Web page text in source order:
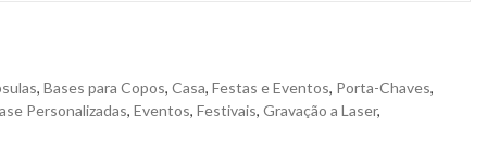
, Bases para Copos, Casa, Festas e Eventos, Porta-Chaves,
Personalizadas, Eventos, Festivais, Gravação a Laser,